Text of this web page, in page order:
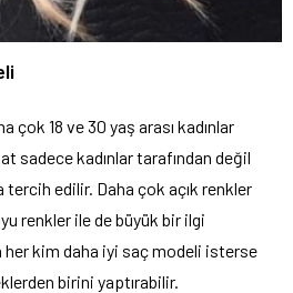
çok 18 ve 30 yaş arası kadınlar
sadece kadınlar tarafından değil
tercih edilir. Daha çok açık renkler
renkler ile de büyük bir ilgi
her kim daha iyi saç modeli isterse
birini yaptırabilir.